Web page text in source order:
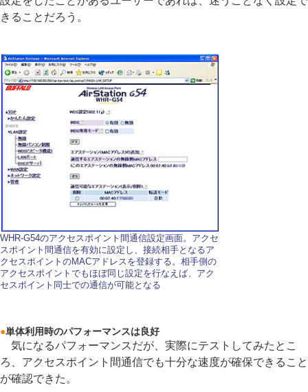
きることだろう。
WHR-G54のアクセスポイント間通信設定画面。アクセ
スポイント間通信を有効に設定し、接続相手となるア
クセスポイントのMACアドレスを登録する。相手側の
アクセスポイントでもほぼ同じ設定を行なえば、アク
セスポイント同士での通信が可能となる
●単体利用時のパフォーマンスは良好
気になるパフォーマンスだが、実際にテストしてみたとこ
ろ、アクセスポイント間通信でも十分な速度が確保できること
が確認できた。